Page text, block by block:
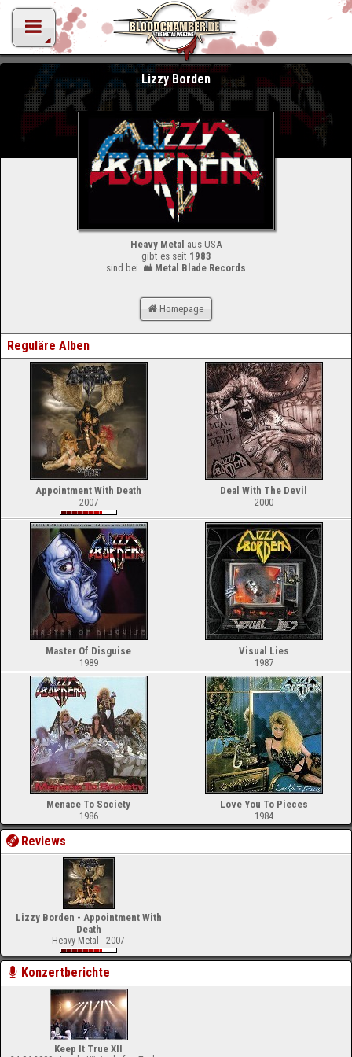
Lizzy Borden
Heavy Metal aus USA
gibt es seit 1983
sind bei
Metal Blade Records
Homepage
Reguläre Alben
Appointment With Death
2007
Deal With The Devil
2000
Master Of Disguise
1989
Visual Lies
1987
Menace To Society
1986
Love You To Pieces
1984
Reviews
Lizzy Borden - Appointment With
Death
Heavy Metal - 2007
Konzertberichte
Keep It True XII